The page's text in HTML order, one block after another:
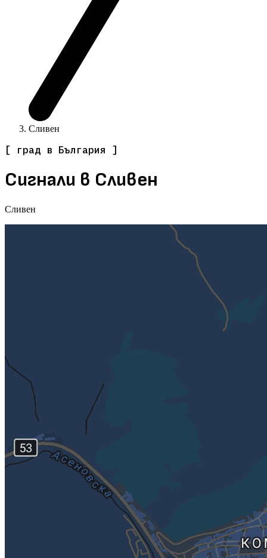
Сливен
[ град в България ]
Сигнали в Сливен
Сливен